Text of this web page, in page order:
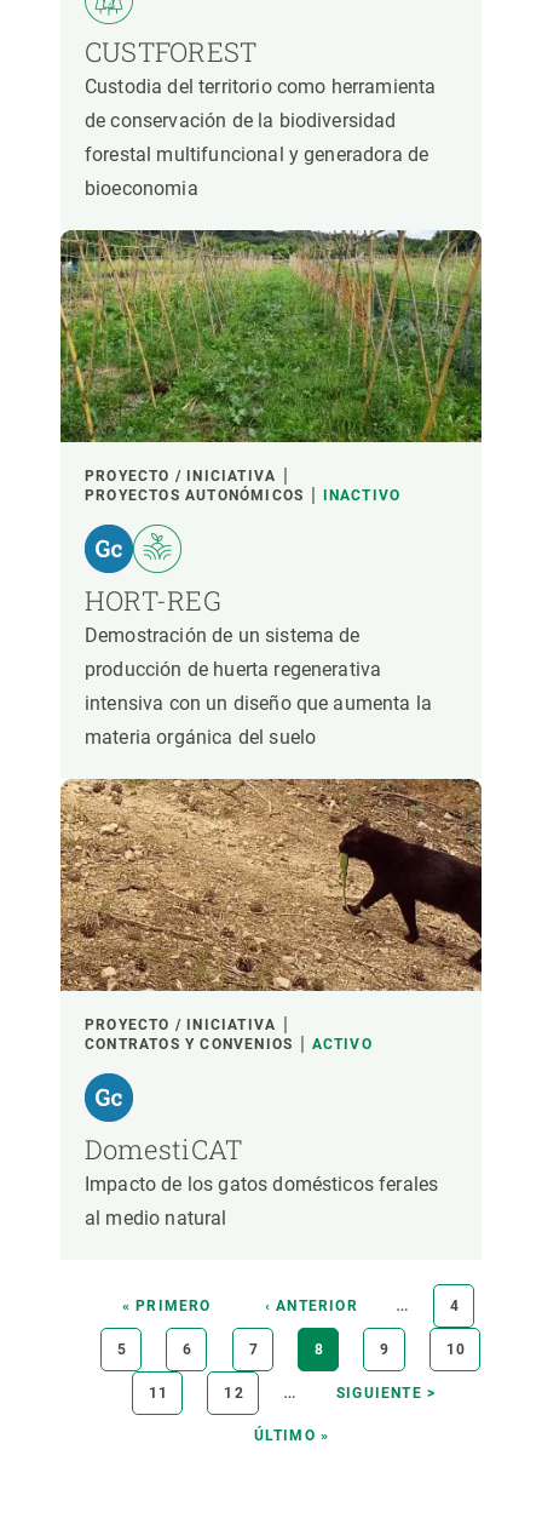
CUSTFOREST
Custodia del territorio como herramienta
de conservación de la biodiversidad
forestal multifuncional y generadora de
bioeconomia
PROYECTO / INICIATIVA
PROYECTOS AUTONÓMICOS
INACTIVO
HORT-REG
Demostración de un sistema de
producción de huerta regenerativa
intensiva con un diseño que aumenta la
materia orgánica del suelo
PROYECTO / INICIATIVA
CONTRATOS Y CONVENIOS
ACTIVO
DomestiCAT
Impacto de los gatos domésticos ferales
al medio natural
PaginaciónPRIMERA
PÁGINA
« PRIMERO
PÁGINA
ANTERIOR
‹ ANTERIOR … PÁGINA
4
PÁGINA
5 PÁGINA
6 PÁGINA
7
PÁGINA
ACTUAL
8 PÁGINA
9 PÁGINA
10
PÁGINA
11 PÁGINA
12 …
SIGUIENTE
SIGUIENTE >
ÚLTIMA
ÚLTIMO »